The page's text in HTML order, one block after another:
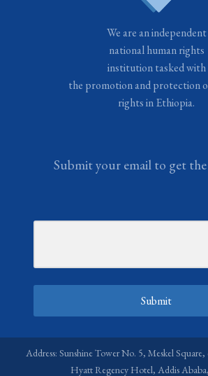
We are an independent
national human rights
institution tasked with
the promotion and protection
rights in Ethiopia.
Submit your email to get
Submit
Address: Sunshine Tower No. 5, Meskel
Hyatt Regency Hotel, Addis